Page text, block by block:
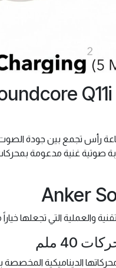
تجمع بين جودة الصوت
صوتية غنية مدعومة
الديناميكية المخصصة